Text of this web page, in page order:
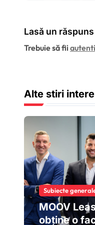
l
dezvoltării
România
Lasă un răspuns
Trebuie să fii
Alte stiri
Subiecte
MOOV
obține o